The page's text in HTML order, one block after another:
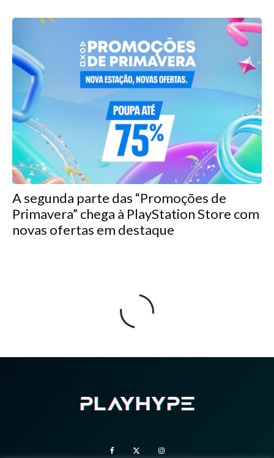
A segunda parte das “Promoções de
Primavera” chega à PlayStation Store com
novas ofertas em destaque